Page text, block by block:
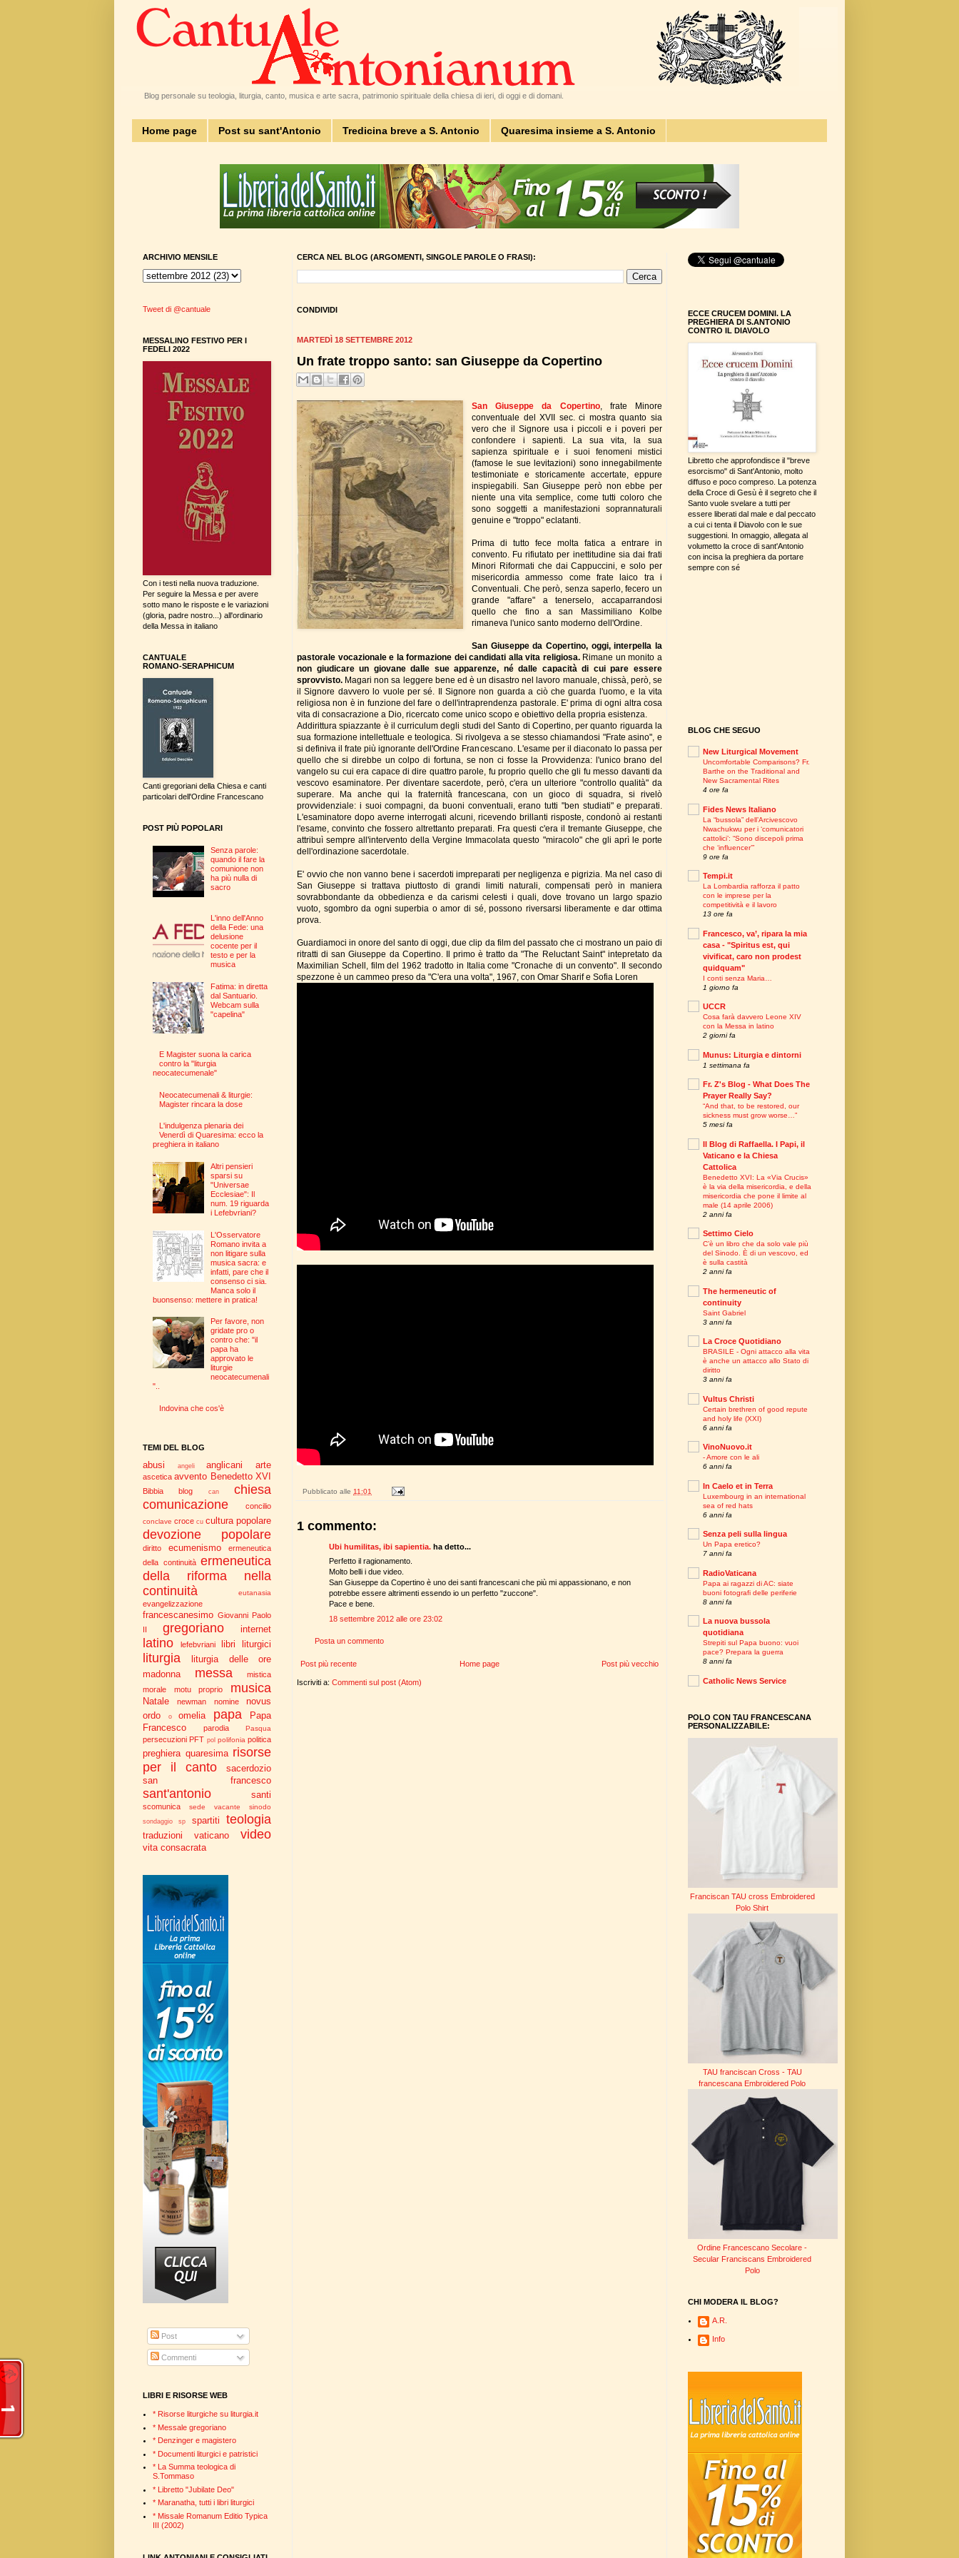
Blog personale su teologia, liturgia, canto, musica e arte sacra, patrimonio spirituale della chiesa di ieri, di oggi e di domani.
Home page Post su sant'Antonio Tredicina breve a S. Antonio Quaresima insieme a S. Antonio
CERCA NEL BLOG (ARGOMENTI, SINGOLE PAROLE O FRASI):
CONDIVIDI
MARTEDÌ 18 SETTEMBRE 2012
Un frate troppo santo: san Giuseppe da Copertino
San Giuseppe da Copertino, frate Minore
conventuale del XVII sec. ci mostra quanto sia
vero che il Signore usa i piccoli e i poveri per
confondere i sapienti. La sua vita, la sua
sapienza spirituale e i suoi fenomeni mistici
(famose le sue levitazioni) sono innegabilmente
testimoniate e storicamente accertate, eppure
inspiegabili. San Giuseppe però non ebbe per
niente una vita semplice, come tutti coloro che
sono soggetti a manifestazioni soprannaturali
genuine e "troppo" eclatanti.
Prima di tutto fece molta fatica a entrare in
convento. Fu rifiutato per inettitudine sia dai frati
Minori Riformati che dai Cappuccini, e solo per
misericordia ammesso come frate laico tra i
Conventuali. Che però, senza saperlo, fecero un
grande "affare" a tenerselo, accaparrandosi
quello che fino a san Massimiliano Kolbe
rimaneva l'unico santo moderno dell'Ordine.
San Giuseppe da Copertino, oggi, interpella la
pastorale vocazionale e la formazione dei candidati alla vita religiosa. Rimane un monito a
non giudicare un giovane dalle sue apparenze, né dalle capacità di cui pare essere
sprovvisto. Magari non sa leggere bene ed è un disastro nel lavoro manuale, chissà, però, se
il Signore davvero lo vuole per sé. Il Signore non guarda a ciò che guarda l'uomo, e la vita
religiosa non è in funzione del fare o dell'intraprendenza pastorale. E' prima di ogni altra cosa
vita di consacrazione a Dio, ricercato come unico scopo e obiettivo della propria esistenza.
Addirittura spiazzante è il curriculum degli studi del Santo di Copertino, per quanto riguarda la
sua formazione intellettuale e teologica. Si rivolgeva a se stesso chiamandosi "Frate asino", e
si definiva il frate più ignorante dell'Ordine Francescano. L'esame per il diaconato lo passa per
quello che si direbbe un colpo di fortuna, se non ci fosse la Provvidenza: l'unico brano del
vangelo su cui era capace di dire quattro parole, fu proprio quello che gli fu messo davanti da
vescovo esaminatore. Per diventare sacerdote, però, c'era un ulteriore "controllo qualità" da
superare. Ma anche qui la fraternità francescana, con un gioco di squadra, si rivelò
provvidenziale: i suoi compagni, da buoni conventuali, erano tutti "ben studiati" e preparati.
L'esaminatore dopo averne interrogati alcuni, ricevendo brillanti risposte, condonò ai restanti
l'esame, convinto che fossero altrettanto preparati. Fra questi c'era il tremante Giuseppe, che
attribuì sempre all'intervento della Vergine Immacolata questo "miracolo" che gli aprì le porte
dell'ordinazione sacerdotale.
E' ovvio che non vanno bene i sacerdoti impreparati per negligenza e pigrizia. Ma nel caso di
San Giuseppe si trattava piuttosto di grandi limiti naturali, compensati però in maniera
sovrabbondante da obbedienza e da carismi celesti i quali, dove trovano un largo spazio
vuoto, sgombro da ogni superbia o amor di sé, possono riversarsi liberamente e dar ottima
prova.
Guardiamoci in onore del santo di oggi, due clip da film del passato che ci mostrano un paio di
ritratti di san Giuseppe da Copertino. Il primo è tratto da "The Reluctant Saint" intepretato da
Maximilian Schell, film del 1962 tradotto in Italia come "Cronache di un convento". Il secondo
spezzone è un cammeo preso da "C'era una volta", 1967, con Omar Sharif e Sofia Loren
Pubblicato alle 11:01
1 commento:
Ubi humilitas, ibi sapientia. ha detto...
Perfetto il ragionamento.
Molto belli i due video.
San Giuseppe da Copertino è uno dei santi francescani che più mi appassionano, e non
potrebbe essere altrimenti essendo io un perfetto "zuccone".
Pace e bene.
18 settembre 2012 alle ore 23:02
Posta un commento
Post più recente Post più vecchio
Home page
Iscriviti a: Commenti sul post (Atom)
ARCHIVIO MENSILE
Tweet di @cantuale
MESSALINO FESTIVO PER I
FEDELI 2022
Con i testi nella nuova traduzione.
Per seguire la Messa e per avere
sotto mano le risposte e le variazioni
(gloria, padre nostro...) all'ordinario
della Messa in italiano
CANTUALE
ROMANO-SERAPHICUM
Canti gregoriani della Chiesa e canti
particolari dell'Ordine Francescano
POST PIÙ POPOLARI
Senza parole:
quando il fare la
comunione non
ha più nulla di
sacro
L'inno dell'Anno
della Fede: una
delusione
cocente per il
testo e per la
musica
Fatima: in diretta
dal Santuario.
Webcam sulla
"capelina"
E Magister suona la carica
contro la "liturgia
neocatecumenale"
Neocatecumenali & liturgie:
Magister rincara la dose
L'indulgenza plenaria dei
Venerdì di Quaresima: ecco la
preghiera in italiano
Altri pensieri
sparsi su
"Universae
Ecclesiae": Il
num. 19 riguarda
i Lefebvriani?
L'Osservatore
Romano invita a
non litigare sulla
musica sacra: e
infatti, pare che il
consenso ci sia.
Manca solo il
buonsenso: mettere in pratica!
Per favore, non
gridate pro o
contro che: "il
papa ha
approvato le
liturgie
neocatecumenali
"..
Indovina che cos'è
TEMI DEL BLOG
abusi angeli anglicani arte
ascetica avvento Benedetto XVI
Bibbia blog can
chiesa
comunicazione
concilio
conclave croce cu cultura popolare
devozione popolare
diritto ecumenismo
ermeneutica
della continuità ermeneutica
della riforma nella
continuità
eutanasia
evangelizzazione
francescanesimo Giovanni Paolo
gregoriano internet
latino lefebvriani libri liturgici
liturgia
liturgia delle ore
madonna
messa
mistica
morale
motu proprio musica
Natale newman nomine
novus
ordo
o omelia papa
Papa
Francesco
parodia Pasqua
persecuzioni PFT pol polifonia politica
preghiera quaresima risorse
per il canto
sacerdozio
san francesco
sant'antonio santi
scomunica sede vacante sinodo
sondaggio sp spartiti teologia
traduzioni vaticano video
vita consacrata
Post
Commenti
LIBRI E RISORSE WEB
* Risorse liturgiche su liturgia.it
* Messale gregoriano
* Denzinger e magistero
* Documenti liturgici e patristici
* La Summa teologica di
S.Tommaso
* Libretto "Jubilate Deo"
* Maranatha, tutti i libri liturgici
* Missale Romanum Editio Typica
III (2002)
ECCE CRUCEM DOMINI. LA
PREGHIERA DI S.ANTONIO
CONTRO IL DIAVOLO
Libretto che approfondisce il "breve
esorcismo" di Sant'Antonio, molto
diffuso e poco compreso. La potenza
della Croce di Gesù è il segreto che il
Santo vuole svelare a tutti per
essere liberati dal male e dal peccato
a cui ci tenta il Diavolo con le sue
suggestioni. In omaggio, allegata al
volumetto la croce di sant'Antonio
con incisa la preghiera da portare
sempre con sé
BLOG CHE SEGUO
New Liturgical Movement
Uncomfortable Comparisons? Fr.
Barthe on the Traditional and
New Sacramental Rites
4 ore fa
Fides News Italiano
La “bussola” dell’Arcivescovo
Nwachukwu per i ‘comunicatori
cattolici’: “Sono discepoli prima
che ‘influencer’”
9 ore fa
Tempi.it
La Lombardia rafforza il patto
con le imprese per la
competitività e il lavoro
13 ore fa
Francesco, va’, ripara la mia
casa - "Spiritus est, qui
vivificat, caro non prodest
quidquam"
I conti senza Maria…
1 giorno fa
UCCR
Cosa farà davvero Leone XIV
con la Messa in latino
2 giorni fa
Munus: Liturgia e dintorni
1 settimana fa
Fr. Z's Blog - What Does The
Prayer Really Say?
“And that, to be restored, our
sickness must grow worse…”
5 mesi fa
Il Blog di Raffaella. I Papi, il
Vaticano e la Chiesa
Cattolica
Benedetto XVI: La «Via Crucis»
è la via della misericordia, e della
misericordia che pone il limite al
male (14 aprile 2006)
2 anni fa
Settimo Cielo
C’è un libro che da solo vale più
del Sinodo. È di un vescovo, ed
è sulla castità
2 anni fa
The hermeneutic of
continuity
Saint Gabriel
3 anni fa
La Croce Quotidiano
BRASILE - Ogni attacco alla vita
è anche un attacco allo Stato di
diritto
3 anni fa
Vultus Christi
Certain brethren of good repute
and holy life (XXI)
6 anni fa
VinoNuovo.it
- Amore con le ali
6 anni fa
In Caelo et in Terra
Luxembourg in an international
sea of red hats
6 anni fa
Senza peli sulla lingua
Un Papa eretico?
7 anni fa
RadioVaticana
Papa ai ragazzi di AC: siate
buoni fotografi delle periferie
8 anni fa
La nuova bussola
quotidiana
Strepiti sul Papa buono: vuoi
pace? Prepara la guerra
8 anni fa
Catholic News Service
POLO CON TAU FRANCESCANA
PERSONALIZZABILE:
Franciscan TAU cross Embroidered
Polo Shirt
TAU franciscan Cross - TAU
francescana Embroidered Polo
Ordine Francescano Secolare -
Secular Franciscans Embroidered
Polo
CHI MODERA IL BLOG?
A.R.
Info